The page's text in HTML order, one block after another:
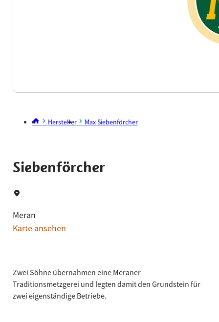
Hersteller Max Siebenförcher
Siebenförcher
Meran
Karte ansehen
Zwei Söhne übernahmen eine Meraner
Traditionsmetzgerei und legten damit den Grundstein für
zwei eigenständige Betriebe.